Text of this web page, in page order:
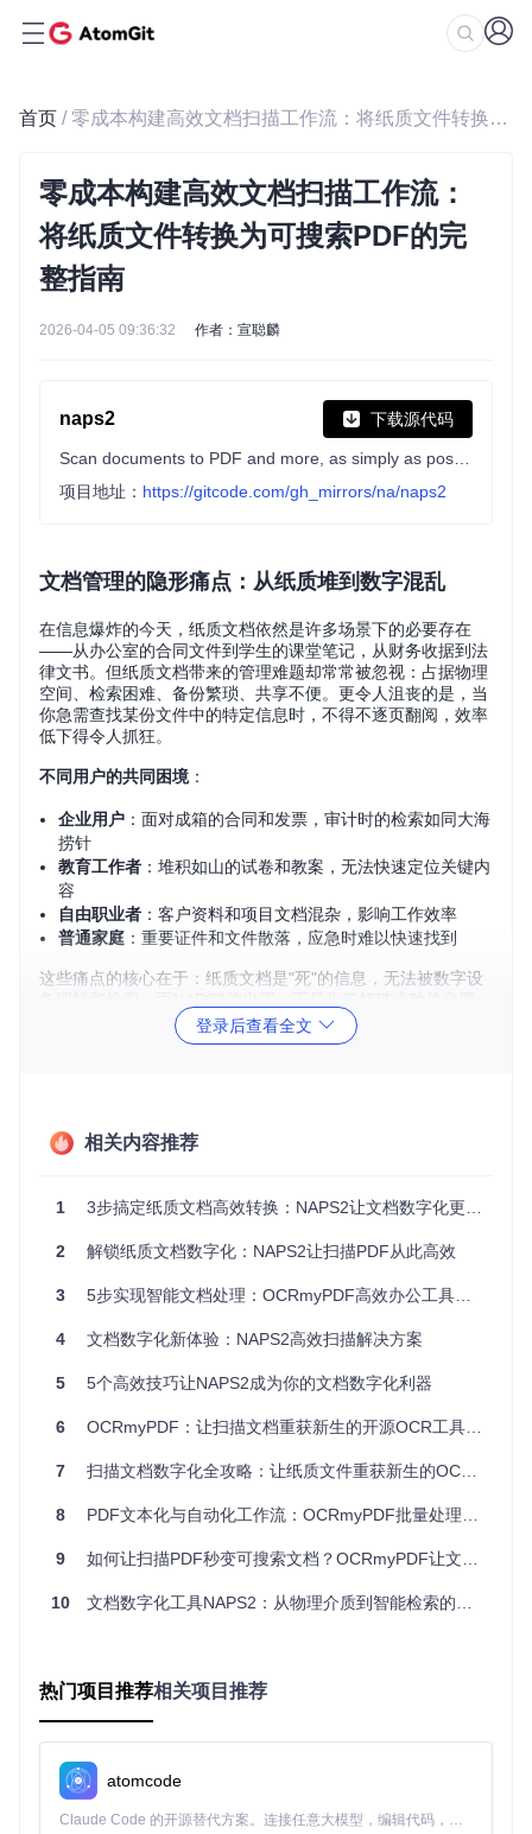
首页 / 零成本构建高效文档扫描工作流：将纸质文件转换为可搜索PDF的完整指南
零成本构建高效文档扫描工作流：
将纸质文件转换为可搜索PDF的完
整指南
2026-04-05 09:36:32 作者：宣聪麟
naps2 下载源代码
项目地址： https://gitcode.com/gh_mirrors/na/naps2
文档管理的隐形痛点：从纸质堆到数字混乱
在信息爆炸的今天，纸质文档依然是许多场景下的必要存在
——从办公室的合同文件到学生的课堂笔记，从财务收据到法
律文书。但纸质文档带来的管理难题却常常被忽视：占据物理
空间、检索困难、备份繁琐、共享不便。更令人沮丧的是，当
你急需查找某份文件中的特定信息时，不得不逐页翻阅，效率
低下得令人抓狂。
不同用户的共同困境：
企业用户 ：面对成箱的合同和发票，审计时的检索如同大海
捞针
教育工作者 ：堆积如山的试卷和教案，无法快速定位关键内
容
自由职业者 ：客户资料和项目文档混杂，影响工作效率
普通家庭 ：重要证件和文件散落，应急时难以快速找到
这些痛点的核心在于：纸质文档是"死"的信息，无法被数字设
垒，让纸质文档"活"起来。
NAPS2（Not Another PDF Scanner 2）作为一款开源的文档
化的标准。它不仅仅是一个扫描工具，更是一个完整的文档处
理解决方案，能够将纸质文档转化为可搜索、可编辑的数字资
产。
可获得媲美专业扫描仪的文档处理能力
跨平台兼容性 ：完美支持Windows、macOS和Linux系统，
满足不同用户的使用习惯
开源可信赖
：透明的源代码和活跃的社区支持，确保数据安
通过NAPS2，你可以轻松实现从物理纸张到数字文档的转变，
让每一份文件都能被快速检索和高效利用。
从安装到使用：四步构建高效扫描工作流
第一步：搭建基础环境
获取源代码 ：打开终端，输入以下命令克隆项目仓库
git
编译与安装 ：根据项目文档中的说明进行编译。NAPS2采
登录后查看全文
相关内容推荐
1 3步搞定纸质文档高效转换：NAPS2让文档数字化更简单
2 解锁纸质文档数字化：NAPS2让扫描PDF从此高效
3 5步实现智能文档处理：OCRmyPDF高效办公工具全攻略
4 文档数字化新体验：NAPS2高效扫描解决方案
5 5个高效技巧让NAPS2成为你的文档数字化利器
6 OCRmyPDF：让扫描文档重获新生的开源OCR工具全攻略
7 扫描文档数字化全攻略：让纸质文件重获新生的OCR解决方案
8 PDF文本化与自动化工作流：OCRmyPDF批量处理完全指南
9 如何让扫描PDF秒变可搜索文档？OCRmyPDF让文字识别如此简单
10 文档数字化工具NAPS2：从物理介质到智能检索的全流程解决方案
热门项目推荐相关项目推荐
atomcode
Claude Code 的开源替代方案。连接任意大模型，编辑代码，运行命令，自动验证 — 全自动执行。用 Rust 构建，极致性能。 ｜ An open-source alternative to Claude Code. Connect any LLM, edit code, run commands, and verify changes — autonomously. Built in Rust for speed. Get Started